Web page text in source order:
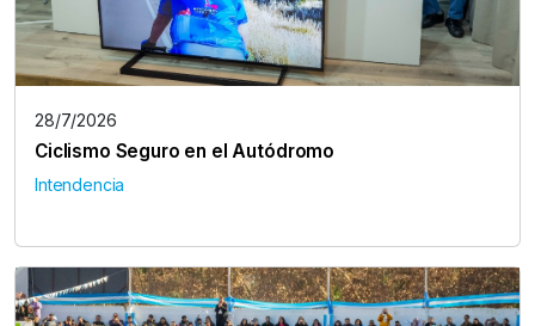
28/7/2026
Ciclismo Seguro en el Autódromo
Intendencia